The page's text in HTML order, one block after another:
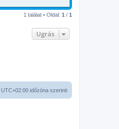
1 találat • Oldal: 1 / 1
Ugrás
UTC+02:00 időzóna szerinti